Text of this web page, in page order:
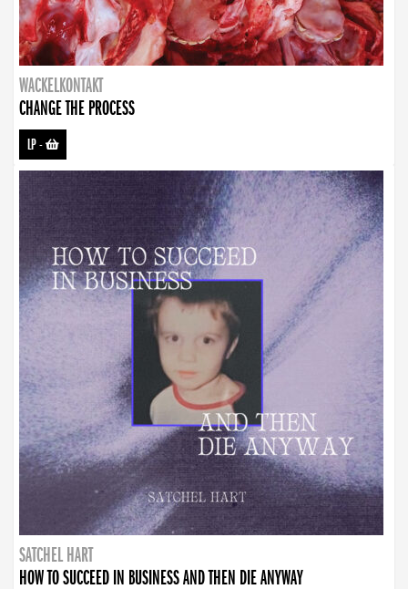
WACKELKONTAKT
CHANGE THE PROCESS
LP-
SATCHEL HART
HOW TO SUCCEED IN BUSINESS AND THEN DIE ANYWAY